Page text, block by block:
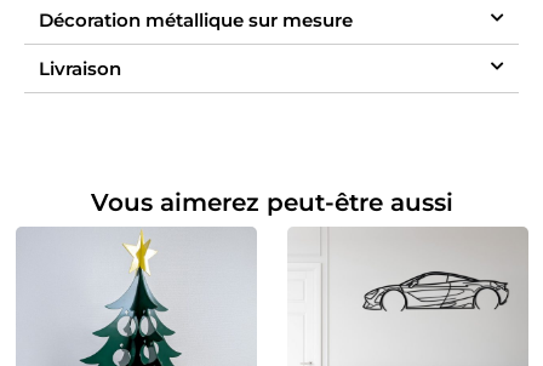
Décoration métallique sur mesure
Livraison
Vous aimerez peut-être aussi